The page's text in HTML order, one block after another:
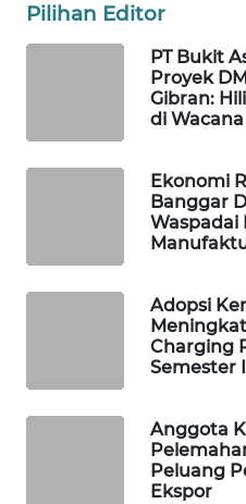
Pilihan Editor
PT Bukit
Proyek
Gibran:
di Wacana
Ekonomi
Banggar
Waspadai
Adopsi
Charging
Semester
Anggota
Peluang
Ekspor
WAHANA
UMKM
OTOMOTIF